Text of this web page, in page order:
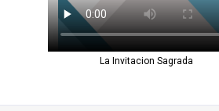
La Invitacion Sagrada